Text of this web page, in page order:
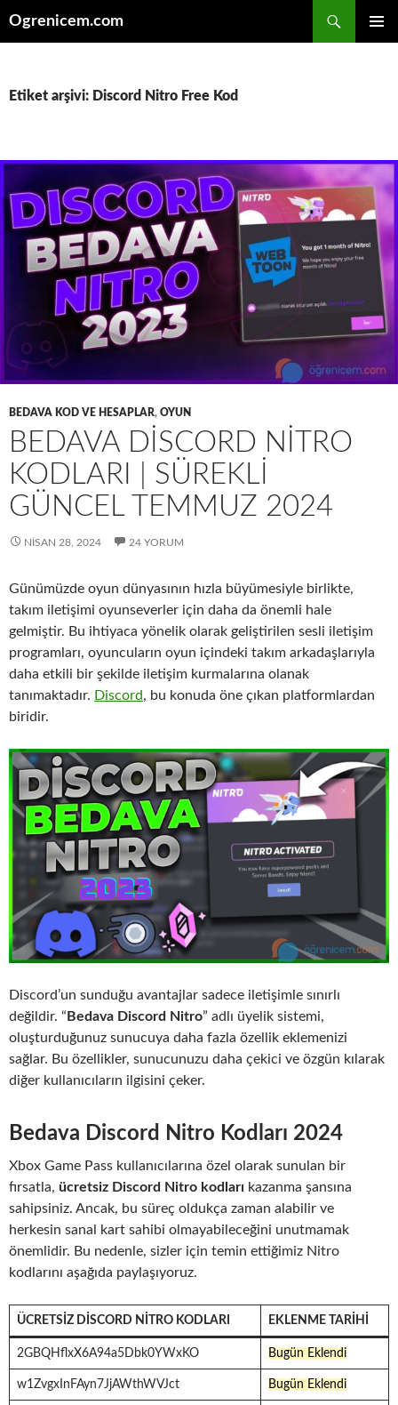
Ogrenicem.com
Etiket arşivi: Discord Nitro Free Kod
BEDAVA KOD VE HESAPLAR, OYUN
BEDAVA DISCORD NITRO
KODLARI | SÜREKLI
GÜNCEL TEMMUZ 2024
NISAN 28, 2024 24 YORUM
Günümüzde oyun dünyasının hızla büyümesiyle birlikte,
takım iletişimi oyunseverler için daha da önemli hale
gelmiştir. Bu ihtiyaca yönelik olarak geliştirilen sesli iletişim
programları, oyuncuların oyun içindeki takım arkadaşlarıyla
daha etkili bir şekilde iletişim kurmalarına olanak
tanımaktadır. Discord, bu konuda öne çıkan platformlardan
biridir.
Discord’un sunduğu avantajlar sadece iletişimle sınırlı
değildir. “ Bedava Discord Nitro” adlı üyelik sistemi,
oluşturduğunuz sunucuya daha fazla özellik eklemenizi
sağlar. Bu özellikler, sunucunuzu daha çekici ve özgün kılarak
diğer kullanıcıların ilgisini çeker.
Bedava Discord Nitro Kodları 2024
Xbox Game Pass kullanıcılarına özel olarak sunulan bir
fırsatla, ücretsiz Discord Nitro kodları kazanma şansına
sahipsiniz. Ancak, bu süreç oldukça zaman alabilir ve
herkesin sanal kart sahibi olmayabileceğini unutmamak
önemlidir. Bu nedenle, sizler için temin ettiğimiz Nitro
kodlarını aşağıda paylaşıyoruz.
ÜCRETSIZ DISCORD NITRO KODLARI EKLENME TARIHI
2GBQHflxX6A94a5Dbk0YWxKO Bugün Eklendi
w1ZvgxInFAyn7JjAWthWVJct Bugün Eklendi